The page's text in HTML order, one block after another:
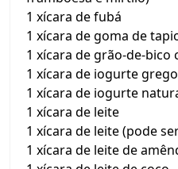
1 xícara de fubá
1 xícara de goma de
1 xícara de grão-de-bico
1 xícara de iogurte
1 xícara de iogurte
1 xícara de leite
1 xícara de leite (pode
1 xícara de leite de